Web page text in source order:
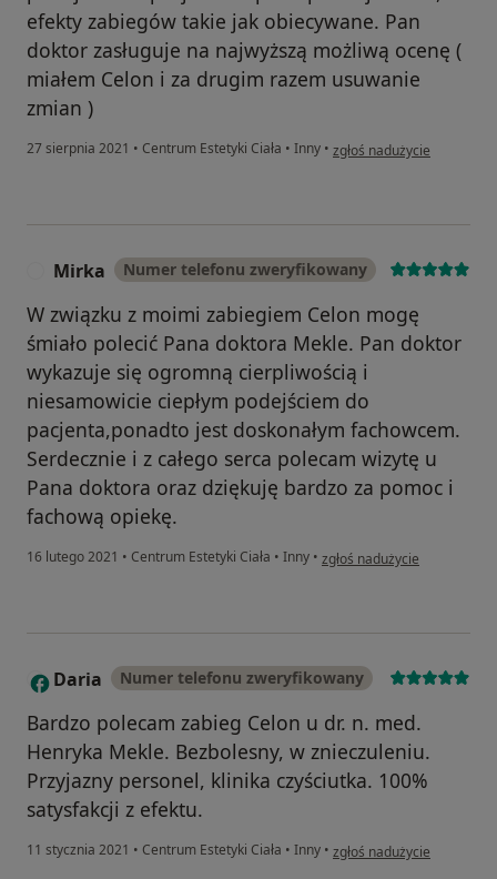
efekty zabiegów takie jak obiecywane. Pan
doktor zasługuje na najwyższą możliwą ocenę (
miałem Celon i za drugim razem usuwanie
zmian )
27 sierpnia 2021 • Centrum Estetyki Ciała • Inny • w opinii użytkownika
zgłoś nadużycie
Mirka Numer telefonu zweryfikowany
W związku z moimi zabiegiem Celon mogę
śmiało polecić Pana doktora Mekle. Pan doktor
wykazuje się ogromną cierpliwością i
niesamowicie ciepłym podejściem do
pacjenta,ponadto jest doskonałym fachowcem.
Serdecznie i z całego serca polecam wizytę u
Pana doktora oraz dziękuję bardzo za pomoc i
fachową opiekę.
16 lutego 2021 • Centrum Estetyki Ciała • Inny • w opinii użytkownika Mirka
zgłoś nadużycie
D Daria Numer telefonu zweryfikowany
Bardzo polecam zabieg Celon u dr. n. med.
Henryka Mekle. Bezbolesny, w znieczuleniu.
Przyjazny personel, klinika czyściutka. 100%
satysfakcji z efektu.
11 stycznia 2021 • Centrum Estetyki Ciała • Inny • w opinii użytkownika Daria
zgłoś nadużycie